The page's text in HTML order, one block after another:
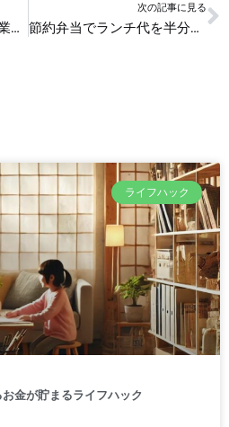
心理学と経済学で学ぶ副業成功法則 実例付き解説
次の記事に見る
節約弁当でランチ代を半分に！実践アイデア10選
ライフハック
金が貯まるライフハック